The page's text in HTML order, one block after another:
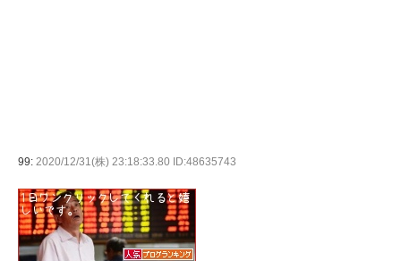
99: 2020/12/31(株) 23:18:33.80 ID:48635743